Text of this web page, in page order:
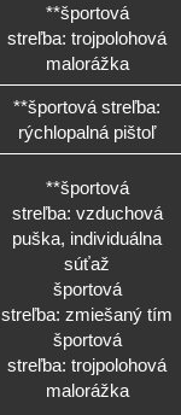
**športová
streľba: trojpolohová
malorážka
**športová streľba:
rýchlopalná pištoľ
**športová
streľba: vzduchová
puška, individuálna
súťaž
športová
streľba: zmiešaný tím
športová
streľba: trojpolohová
malorážka